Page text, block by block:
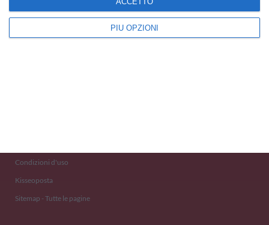
PIÙ OPZIONI
Kisseo©
Condizioni d'uso
Kisseoposta
Sitemap - Tutte le pagine